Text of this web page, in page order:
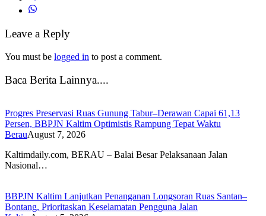
Leave a Reply
You must be logged in to post a comment.
Baca Berita Lainnya....
Progres Preservasi Ruas Gunung Tabur–Derawan Capai 61,13
Persen, BBPJN Kaltim Optimistis Rampung Tepat Waktu
BerauAugust 7, 2026
Kaltimdaily.com, BERAU – Balai Besar Pelaksanaan Jalan
Nasional…
BBPJN Kaltim Lanjutkan Penanganan Longsoran Ruas Santan–
Bontang, Prioritaskan Keselamatan Pengguna Jalan